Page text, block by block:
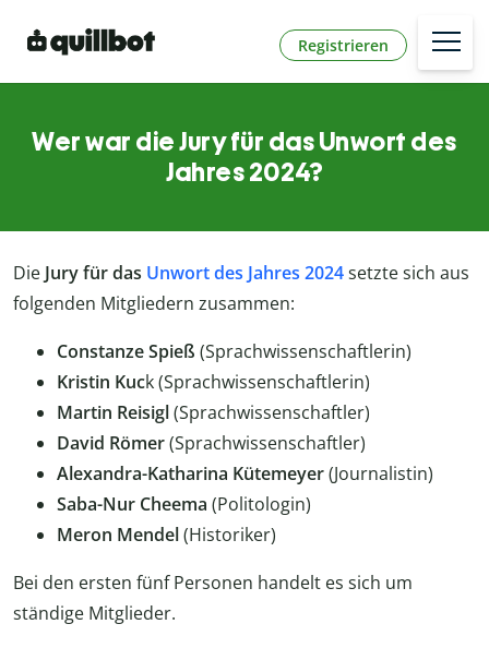
Registrieren
Wer war die Jury für das Unwort des
Jahres 2024?
Die Jury für das Unwort des Jahres 2024setzte sich aus
folgenden Mitgliedern zusammen:
Constanze Spieß (Sprachwissenschaftlerin)
Kristin Kuck (Sprachwissenschaftlerin)
Martin Reisigl(Sprachwissenschaftler)
David Römer(Sprachwissenschaftler)
Alexandra-Katharina Kütemeyer(Journalistin)
Saba-Nur Cheema (Politologin)
Meron Mendel(Historiker)
Bei den ersten fünf Personen handelt es sich um
ständige Mitglieder.